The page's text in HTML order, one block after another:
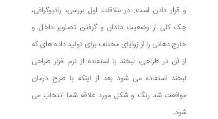
و قرار دادن است. در ملاقات اول بررسی، رادیوگرافی،
چک کلی از وضعیت دندان و گرفتن تصاویر داخل و
خارج دهانی را از زوایای مختلف برای تولید داده های که
از آن در طراحی، لبخند با استفاده از نرم افزار طراحی
لبخند استفاده می شود بعد از اینکه با طرح درمان
موافقت شد رنگ و شکل مورد علاقه شما انتخاب می
شود.